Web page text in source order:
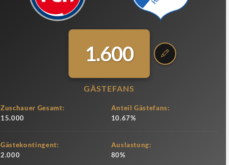
1.600
GÄSTEFANS
Zuschauer Gesamt:
15.000
Anteil Gästefans:
10.67%
Gästekontingent:
2.000
Auslastung:
80%